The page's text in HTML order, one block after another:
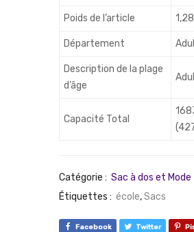
Poids de l’article
Département
Description de la plage
d’âge
Capacité Total
Catégorie : Sac à dos et Mode
Étiquettes : école,Sacs
Facebook Twitter